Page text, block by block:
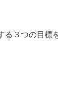
３つの目標